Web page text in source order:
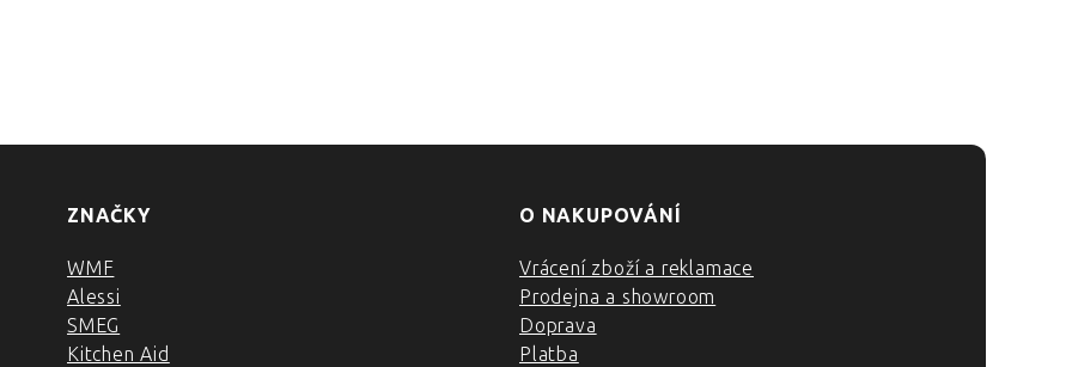
ZNAČKY
WMF
Alessi
SMEG
Kitchen Aid
O NAKUPOVÁNÍ
Vrácení zboží a reklamace
Prodejna a showroom
Doprava
Platba